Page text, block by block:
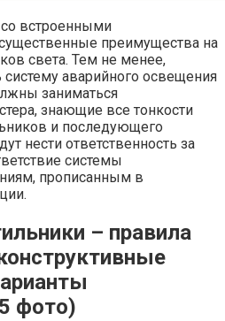
встроенными
преимущества на
света. Тем не менее,
аварийного освещения
заниматься
знающие все тонкости
и последующего
нести ответственность за
системы
прописанным в
– правила
фото)